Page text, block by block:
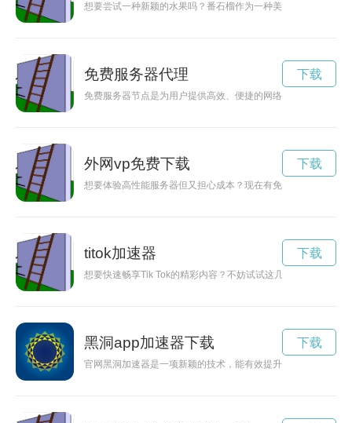
想要尝试一种新颖的水果吗？番石榴作为一种美味又健康的水
免费服务器代理
免费服务器节点是为用户提供高效、便捷的网络服务的工具，
下载
外网vp免费下载
想要体验高性能服务器但又担心成本？现在有免费VPS试用可
下载
titok加速器
想要快速畅享Tik Tok的精彩内容？不妨试试这几款热门的Tik
下载
黑洞app加速器下载
官网黑洞加速器是一项新颖的技术，能有效提升网站的访问速
下载